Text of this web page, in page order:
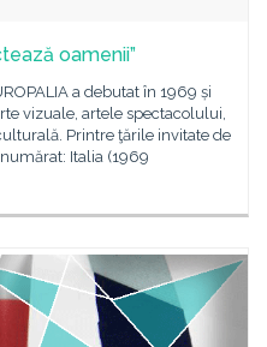
oamenii”
a debutat în 1969 și
vizuale, artele spectacolului,
Printre ţările invitate de
Italia (1969